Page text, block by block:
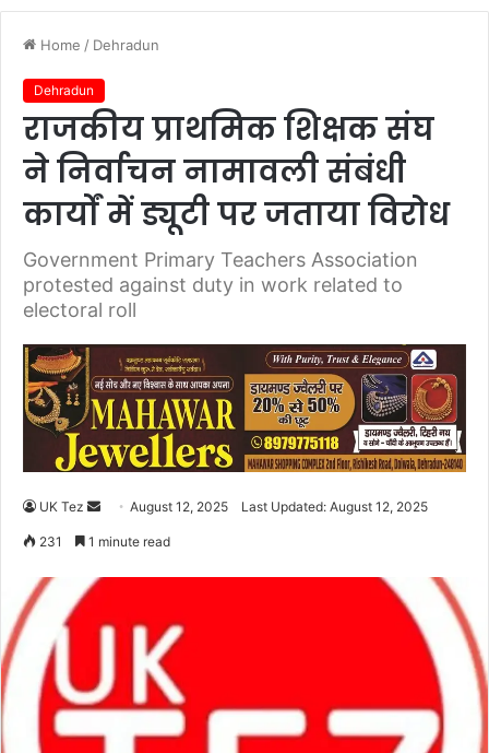
Home / Dehradun
Dehradun
राजकीय प्राथमिक शिक्षक संघ
ने निर्वाचन नामावली संबंधी
कार्यों में ड्यूटी पर जताया विरोध
Government Primary Teachers Association
protested against duty in work related to
electoral roll
UK Tez
d
m
a
i
August 12, 2025 Last Updated: August 12, 2025
231 1 minute read